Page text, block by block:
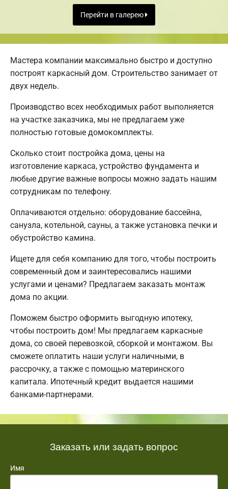
Перейти в галерею
Мастера компании максимально быстро и доступно
построят каркасный дом. Строительство занимает от
двух недель.
Производство всех необходимых работ выполняется
на участке заказчика, мы не предлагаем уже
полностью готовые домокомплекты.
Сколько стоит постройка дома, цены на
изготовление каркаса, устройство фундамента и
любые другие важные вопросы можно задать нашим
сотрудникам по телефону.
Оплачиваются отдельно: оборудование бассейна,
санузла, котельной, сауны, а также установка печки и
обустройство камина.
Ищете для себя компанию для того, чтобы построить
современный дом и заинтересовались нашими
услугами и ценами? Предлагаем заказать монтаж
дома по акции.
Поможем быстро оформить выгодную ипотеку,
чтобы построить дом! Мы предлагаем каркасные
дома, со своей перевозкой, сборкой и монтажом. Вы
сможете оплатить наши услуги наличными, в
рассрочку, а также с помощью материнского
капитала. Ипотечный кредит выдается нашими
банками-партнерами.
Заказать или задать вопрос
Имя